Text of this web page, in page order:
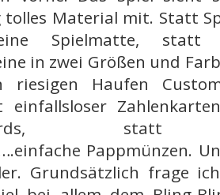
Material mit. Statt
Spielmatte, statt
in zwei Größen und
riesigen Haufen
einfallsloser
Cards, statt
Pappmünzen.
Grundsätzlich frage